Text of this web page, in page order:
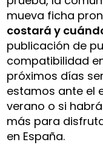
mueva ficha
costará y
publicación de
compatibilidad
próximos días
estamos ante el
verano o si
más para
en España.